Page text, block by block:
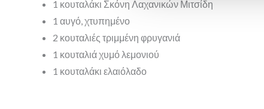
1 κουταλάκι Σκόνη Λαχανικών Μιτσίδη
1 αυγό, χτυπημένο
2 κουταλιές τριμμένη φρυγανιά
1 κουταλιά χυμό λεμονιού
1 κουταλάκι ελαιόλαδο